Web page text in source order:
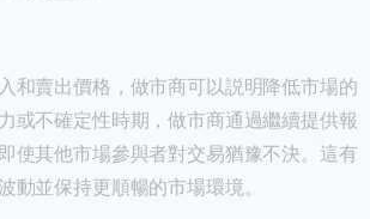
和賣出價格，做市商可以説明降低市場的
或不確定性時期，做市商通過繼續提供報
使其他市場參與者對交易猶豫不決。這有
動並保持更順暢的市場環境。